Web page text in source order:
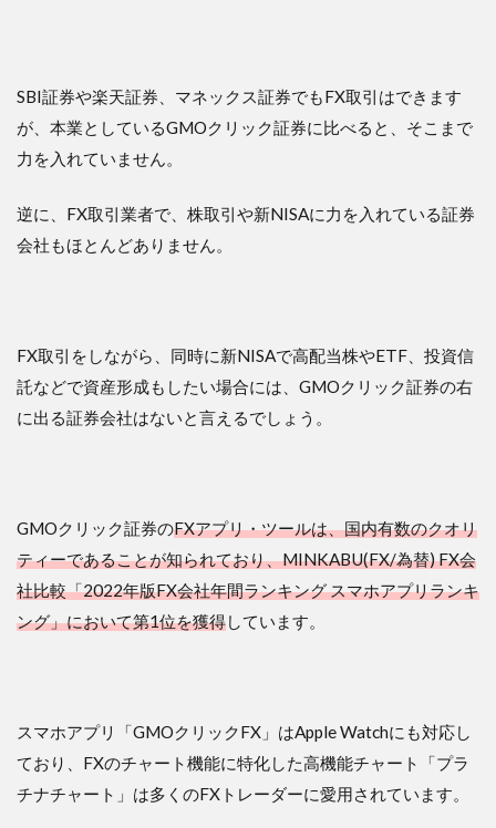
SBI証券や楽天証券、マネックス証券でもFX取引はできます
が、本業としているGMOクリック証券に比べると、そこまで
力を入れていません。
逆に、FX取引業者で、株取引や新NISAに力を入れている証券
会社もほとんどありません。
FX取引をしながら、同時に新NISAで高配当株やETF、投資信
託などで資産形成もしたい場合には、GMOクリック証券の右
に出る証券会社はないと言えるでしょう。
GMOクリック証券のFXアプリ・ツールは、国内有数のクオリ
ティーであることが知られており、MINKABU(FX/為替) FX会
社比較「2022年版FX会社年間ランキング スマホアプリランキ
ング」において第1位を獲得しています。
スマホアプリ「GMOクリックFX」はApple Watchにも対応し
ており、FXのチャート機能に特化した高機能チャート「プラ
チナチャート」は多くのFXトレーダーに愛用されています。